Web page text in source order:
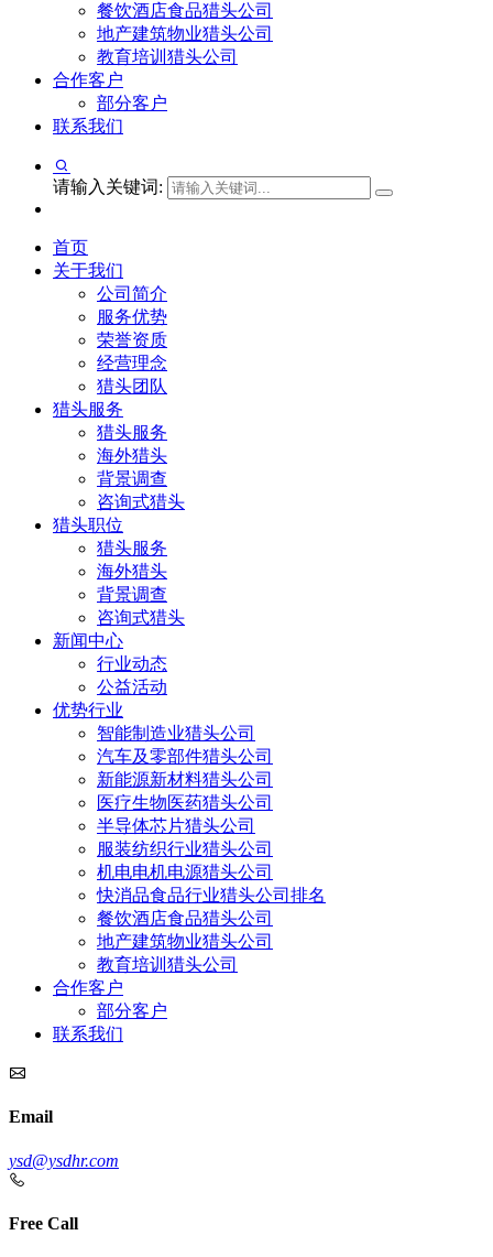
餐饮酒店食品猎头公司
地产建筑物业猎头公司
教育培训猎头公司
合作客户
部分客户
联系我们
请输入关键词:
首页
关于我们
公司简介
服务优势
荣誉资质
经营理念
猎头团队
猎头服务
猎头服务
海外猎头
背景调查
咨询式猎头
猎头职位
猎头服务
海外猎头
背景调查
咨询式猎头
新闻中心
行业动态
公益活动
优势行业
智能制造业猎头公司
汽车及零部件猎头公司
新能源新材料猎头公司
医疗生物医药猎头公司
半导体芯片猎头公司
服装纺织行业猎头公司
机电电机电源猎头公司
快消品食品行业猎头公司排名
餐饮酒店食品猎头公司
地产建筑物业猎头公司
教育培训猎头公司
合作客户
部分客户
联系我们
Email
ysd@ysdhr.com
Free Call